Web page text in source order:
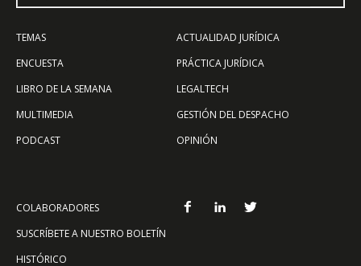
TEMAS
ENCUESTA
LIBRO DE LA SEMANA
MULTIMEDIA
PODCAST
ACTUALIDAD JURÍDICA
PRÁCTICA JURÍDICA
LEGALTECH
GESTIÓN DEL DESPACHO
OPINIÓN
COLABORADORES
SUSCRÍBETE A NUESTRO BOLETÍN
HISTÓRICO